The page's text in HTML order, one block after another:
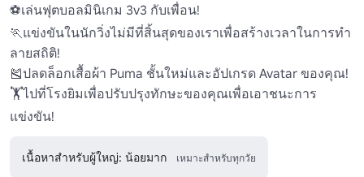
⚽เล่นฟุตบอลมินิเกม 3v3 กับเพื่อน!
🏃แข่งขันในนักวิ่งไม่มีที่สิ้นสุดของเราเพื่อสร้างเวลาในการทํา
ลายสถิติ!
🎽ปลดล็อกเสื้อผ้า Puma ชั้นใหม่และอัปเกรด Avatar ของคุณ!
🏋️ไปที่โรงยิมเพื่อปรับปรุงทักษะของคุณเพื่อเอาชนะการ
แข่งขัน!
เนื้อหาสำหรับผู้ใหญ่: น้อยมาก เหมาะสำหรับทุกวัย